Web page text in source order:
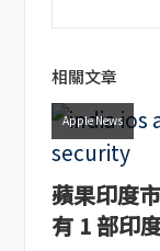
相關文章
Apple News
蘋果印度
有 1 部印